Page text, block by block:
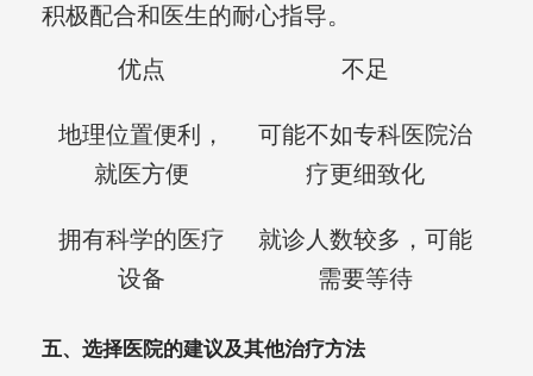
积极配合和医生的耐心指导。
优点 不足
地理位置便利，
就医方便
可能不如专科医院治
疗更细致化
拥有科学的医疗
设备
就诊人数较多，可能
需要等待
五、选择医院的建议及其他治疗方法